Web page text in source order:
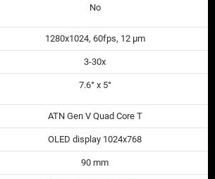
No
1280x1024, 60fps, 12 µm
3-30x
7.6° x 5°
ATN Gen V Quad Core T
OLED display 1024x768
90 mm